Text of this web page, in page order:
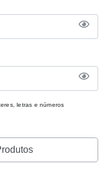
letras e números